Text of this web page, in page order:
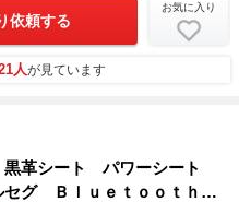
依頼する
お気に入り
人が見ています
革シート パワーシート
セグ Ｂｌｕｅｔｏｏｔｈ